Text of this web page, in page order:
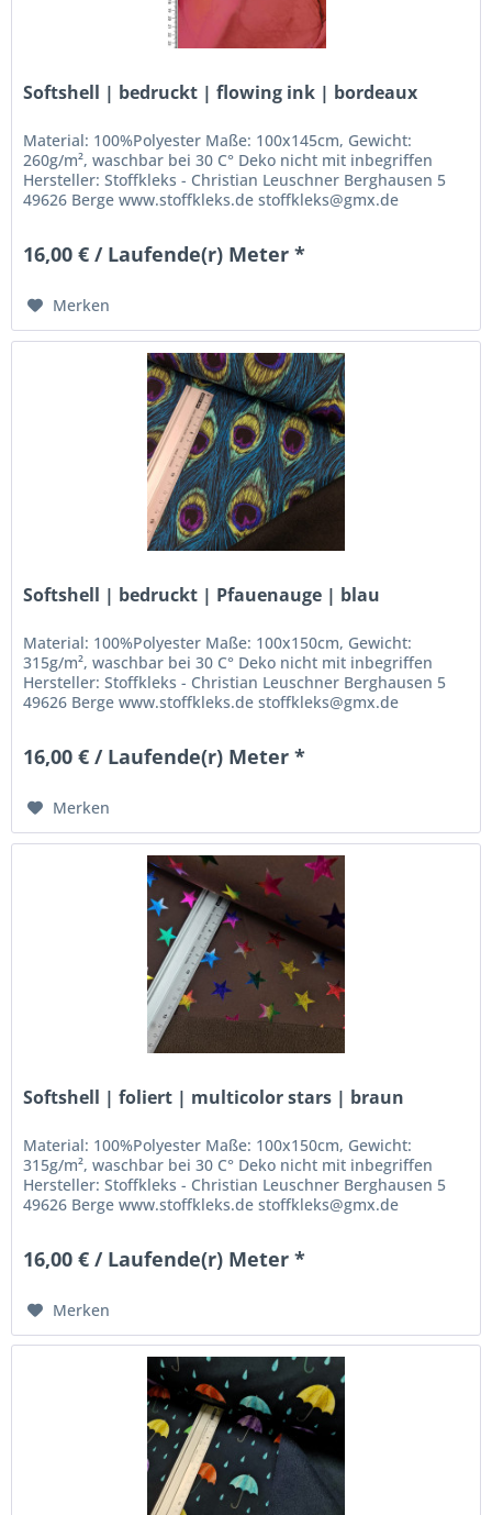
Softshell | bedruckt | flowing ink | bordeaux
Material: 100%Polyester Maße: 100x145cm, Gewicht:
260g/m², waschbar bei 30 C° Deko nicht mit inbegriffen
Hersteller: Stoffkleks - Christian Leuschner Berghausen 5
49626 Berge www.stoffkleks.de stoffkleks@gmx.de
16,00 € / Laufende(r) Meter *
Merken
Softshell | bedruckt | Pfauenauge | blau
Material: 100%Polyester Maße: 100x150cm, Gewicht:
315g/m², waschbar bei 30 C° Deko nicht mit inbegriffen
Hersteller: Stoffkleks - Christian Leuschner Berghausen 5
49626 Berge www.stoffkleks.de stoffkleks@gmx.de
16,00 € / Laufende(r) Meter *
Merken
Softshell | foliert | multicolor stars | braun
Material: 100%Polyester Maße: 100x150cm, Gewicht:
315g/m², waschbar bei 30 C° Deko nicht mit inbegriffen
Hersteller: Stoffkleks - Christian Leuschner Berghausen 5
49626 Berge www.stoffkleks.de stoffkleks@gmx.de
16,00 € / Laufende(r) Meter *
Merken